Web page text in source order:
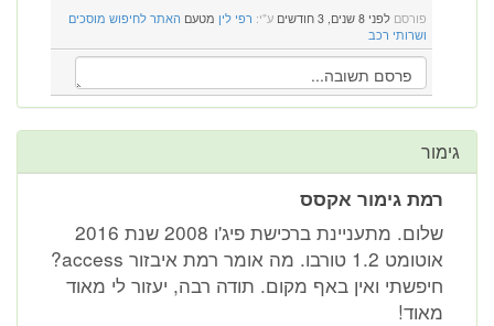
פורסם לפני 8 שנים, 3 חודשים ע"י: רפי לין מטעם האתר לחיפוש מוסכים
ושרותי רכב
גימור
רמת גימור אקסס
שלום. מתעניינת ברכישת פיג'ו 2008 שנת 2016
אוטומט 1.2 טורבו. מה אומר רמת איבזור access?
חיפשתי ואין באף מקום. תודה רבה, יעזור לי מאוד
מאוד!